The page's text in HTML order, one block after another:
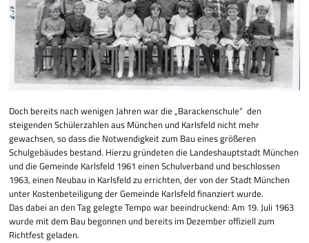
Doch bereits nach wenigen Jahren war die „Barackenschule“ den
steigenden Schülerzah­len aus München und Karlsfeld nicht mehr
gewachsen, so dass die Notwendigkeit zum Bau eines größeren
Schulgebäudes bestand. Hierzu gründeten die Landeshaupt­stadt München
und die Gemeinde Karlsfeld 1961 einen Schul­ver­band und beschlossen
1963, einen Neubau in Karlsfeld zu errichten, der von der Stadt München
unter Kostenbeteiligung der Gemeinde Karlsfeld finanziert wurde.
Das dabei an den Tag gelegte Tempo war beeindruckend: Am 19. Juli 1963
wurde mit dem Bau begonnen und be­reits im Dezember offiziell zum
Richtfest geladen.